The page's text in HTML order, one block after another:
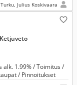
Turku, Julius Koskivaara
1.99% / Toimitus /
/ Pinnoitukset